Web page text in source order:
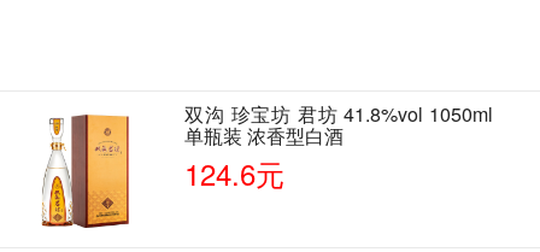
双沟 珍宝坊 君坊 41.8%vol 1050ml
单瓶装 浓香型白酒
124.6元